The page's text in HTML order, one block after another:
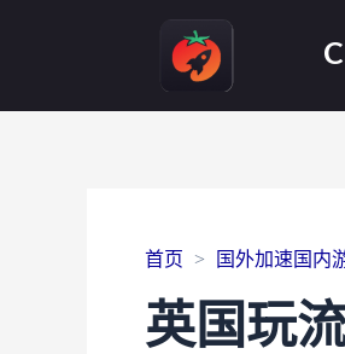
首页 国外加速国内
英国玩